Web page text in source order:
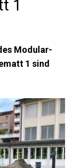
1
Modular-
1 sind